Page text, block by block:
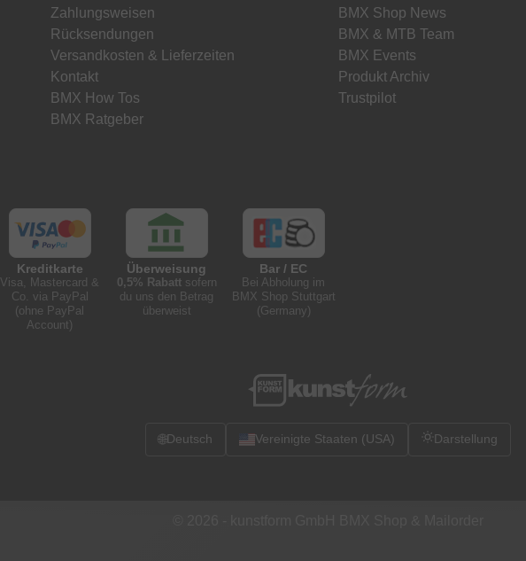
Zahlungsweisen
Rücksendungen
Versandkosten & Lieferzeiten
Kontakt
BMX How Tos
BMX Ratgeber
BMX Shop News
BMX & MTB Team
BMX Events
Produkt Archiv
Trustpilot
Kreditkarte
Visa, Mastercard &
Co. via PayPal
(ohne PayPal
Account)
Überweisung
0,5% Rabattsofern
du uns den Betrag
überweist
Bar / EC
Bei Abholung im
BMX Shop Stuttgart
(Germany)
🌐Deutsch Vereinigte Staaten (USA) Darstellung